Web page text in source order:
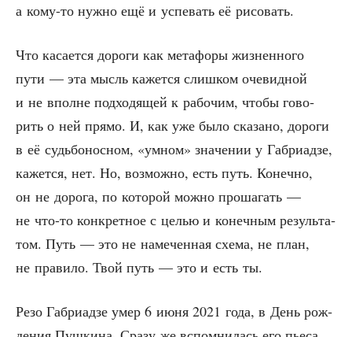
а кому-то нуж­но ещё и успе­вать её рисовать.
Что каса­ет­ся доро­ги как мета­фо­ры жиз­нен­но­го
пути — эта мысль кажет­ся слиш­ком оче­вид­ной
и не вполне под­хо­дя­щей к рабо­чим, что­бы гово­
рить о ней пря­мо. И, как уже было ска­за­но, доро­ги
в её судь­бо­нос­ном, «умном» зна­че­нии у Габ­ри­ад­зе,
кажет­ся, нет. Но, воз­мож­но, есть путь. Конеч­но,
он не доро­га, по кото­рой мож­но про­ша­гать —
не что-то кон­крет­ное с целью и конеч­ным резуль­та­
том. Путь — это не наме­чен­ная схе­ма, не план,
не пра­ви­ло. Твой путь — это и есть ты.
Резо Габ­ри­ад­зе умер 6 июня 2021 года, в День рож­